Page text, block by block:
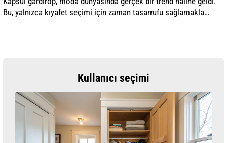
Bu, yalnızca kıyafet seçimi için zaman tasarrufu sağlamakla
Kullanıcı seçimi